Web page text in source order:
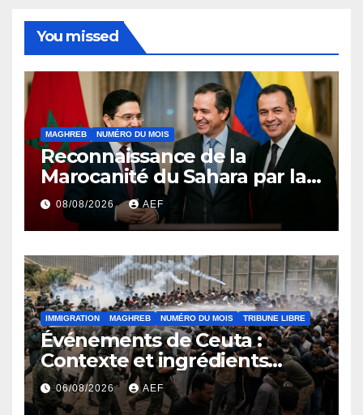
You missed
MAGHREB NUMÉRO DU MOIS
Reconnaissance de la
Marocanité du Sahara par la
Colombie ou l’effet domino
de la résolution 2797 du
conseil de sécurité
08/08/2026 AEF
IMMIGRATION MAGHREB NUMÉRO DU MOIS TRIBUNE LIBRE
Événements de Ceuta :
Contexte et ingrédients
ayant déclenché la crise
06/08/2026 AEF